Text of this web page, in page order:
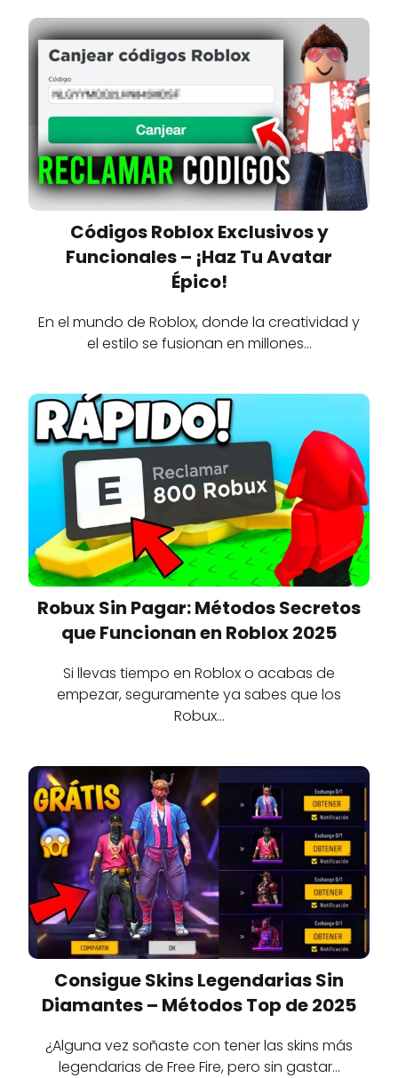
Códigos Roblox Exclusivos y
Funcionales – ¡Haz Tu Avatar
Épico!
En el mundo de Roblox, donde la creatividad y
el estilo se fusionan en millones…
Robux Sin Pagar: Métodos Secretos
que Funcionan en Roblox 2025
Si llevas tiempo en Roblox o acabas de
empezar, seguramente ya sabes que los
Robux…
Consigue Skins Legendarias Sin
Diamantes – Métodos Top de 2025
¿Alguna vez soñaste con tener las skins más
legendarias de Free Fire, pero sin gastar…